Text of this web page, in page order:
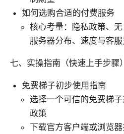
如何选购合适的付费服务
核心考量：隐私政策、无
服务器分布、速度与客
七、实操指南（快速上手步骤）
免费梯子初步使用指南
选择一个可信的免费梯
政策
下载官方客户端或浏览